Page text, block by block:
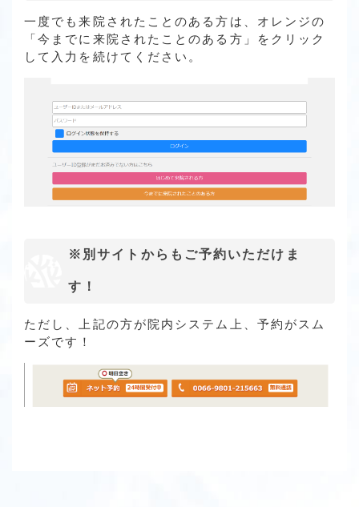
一度でも来院されたことのある方は、オレンジの
「今までに来院されたことのある方」をクリック
して入力を続けてください。
※別サイトからもご予約いただけま
す！
ただし、上記の方が院内システム上、予約がスム
ーズです！